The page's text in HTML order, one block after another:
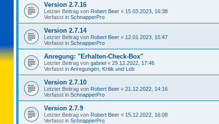
Version 2.7.16
Letzter Beitrag von Robert Beer « 15.03.2023, 16:38
Verfasst in SchnapperPro
Version 2.7.14
Letzter Beitrag von Robert Beer « 12.01.2023, 15:47
Verfasst in SchnapperPro
Anregung: "Erhalten-Check-Box"
Letzter Beitrag von gabriel « 29.12.2022, 17:46
Verfasst in Anregungen, Kritik und Lob
Version 2.7.10
Letzter Beitrag von Robert Beer « 21.12.2022, 14:16
Verfasst in SchnapperPro
Version 2.7.9
Letzter Beitrag von Robert Beer « 15.12.2022, 16:08
Verfasst in SchnapperPro